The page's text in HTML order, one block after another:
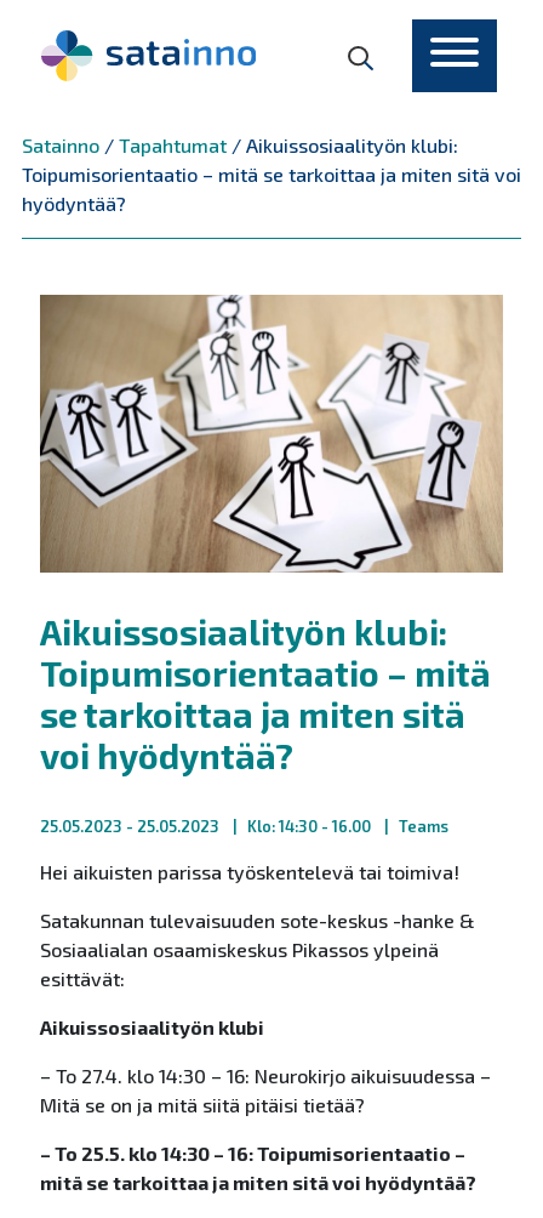
Satainno/ Tapahtumat/ Aikuissosiaalityön klubi:
Toipumisorientaatio – mitä se tarkoittaa ja miten sitä voi
hyödyntää?
Aikuissosiaalityön klubi:
Toipumisorientaatio – mitä
se tarkoittaa ja miten sitä
voi hyödyntää?
25.05.2023 - 25.05.2023 Klo: 14:30 - 16.00 Teams
Hei aikuisten parissa työskentelevä tai toimiva!
Satakunnan tulevaisuuden sote-keskus -hanke &
Sosiaalialan osaamiskeskus Pikassos ylpeinä
esittävät:
Aikuissosiaalityön klubi
– To 27.4. klo 14:30 – 16: Neurokirjo aikuisuudessa –
Mitä se on ja mitä siitä pitäisi tietää?
– To 25.5. klo 14:30 – 16: Toipumisorientaatio –
mitä se tarkoittaa ja miten sitä voi hyödyntää?